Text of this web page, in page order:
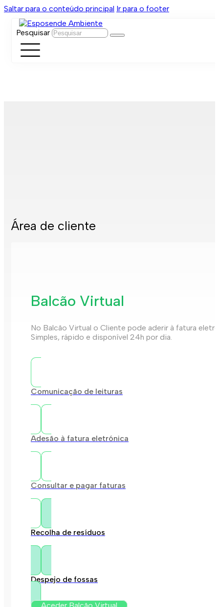
Saltar para o conteúdo principal Ir para o footer
Pesquisar
Área de cliente
Balcão Virtual
No Balcão Virtual o Cliente pode aderir à fatura
Simples, rápido e disponível 24h por dia.
Comunicação de leituras
Adesão à fatura eletrónica
Consultar e pagar faturas
Recolha de resíduos
Despejo de fossas
Aceder Balcão Virtual